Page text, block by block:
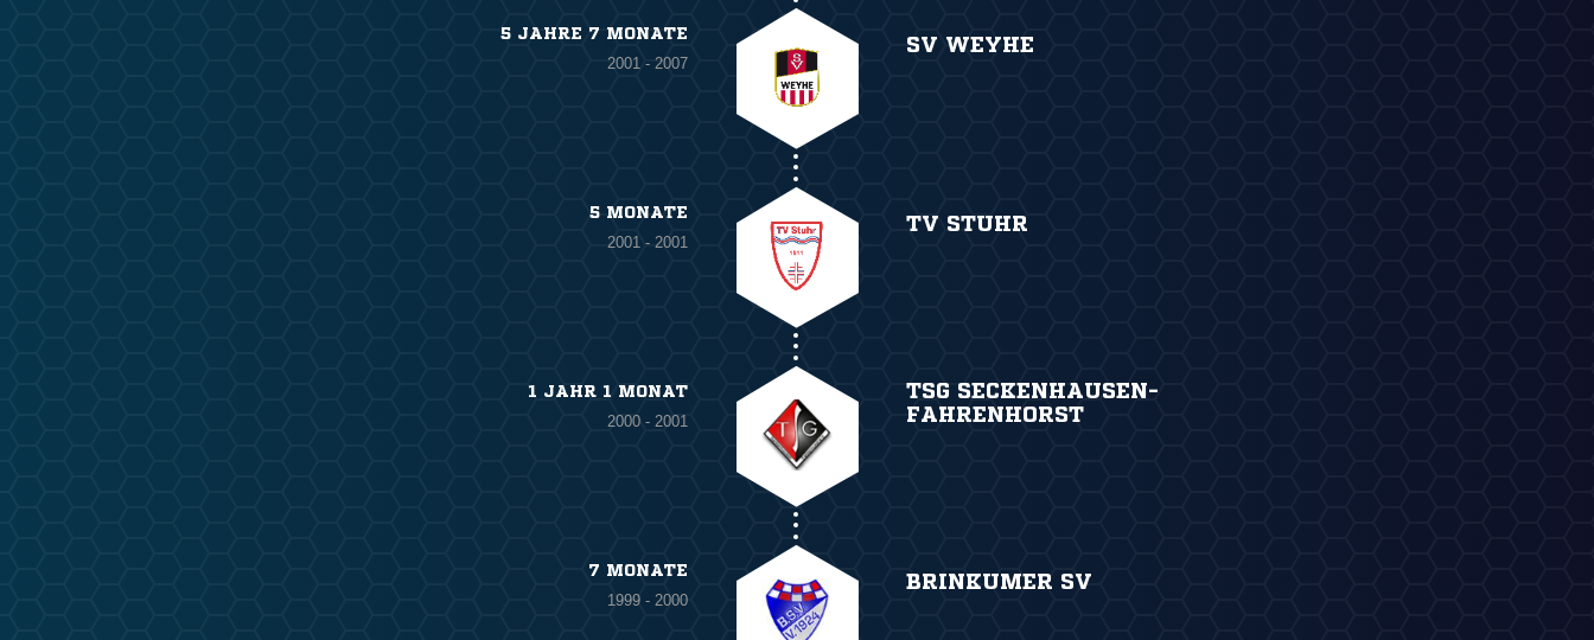
5 JAHRE 7 MONATE
2001 - 2007
SV WEYHE
5 MONATE
2001 - 2001
TV STUHR
1 JAHR 1 MONAT
2000 - 2001
TSG SECKENHAUSEN-
FAHRENHORST
7 MONATE
1999 - 2000
BRINKUMER SV